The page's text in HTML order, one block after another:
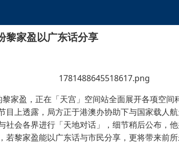
黎家盈以广东话分享
家盈，正在「天宫」空间站全面展开各项空
上透露，局方正于港澳办协助下与国家载人
会各界进行「天地对话」，细节稍后公布，
黎家盈能以广东话与市民分享，更将带来前